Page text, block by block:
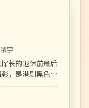
宇
长的退休前最后
，是港剧黑色犯